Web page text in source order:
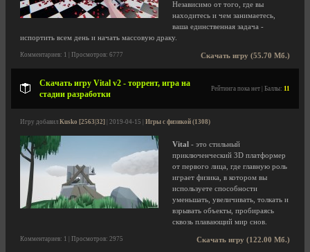
Независимо от того, где вы
находитесь и чем занимаетесь,
ваша единственная задача -
испортить всем день и начать массовую драку.
Скачать игру (55.70 Мб.)
Комментариев: 1 | Просмотров: 6777
Скачать игру Vital v2 - торрент, игра на
стадии разработки
Рейтинга пока нет | Баллы: 11
Игру добавил Kusko [2563|32] | 2019-04-15 | Игры с физикой (1308)
Vital - это стильный
приключенческий 3D платформер
от первого лица, где главную роль
играет физика, в котором вы
используете способности
уменьшать, увеличивать, толкать и
взрывать объекты, пробираясь
сквозь плавающий мир снов.
Скачать игру (122.00 Мб.)
Комментариев: 1 | Просмотров: 2975